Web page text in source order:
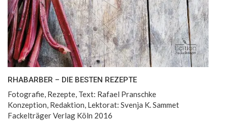
RHABARBER – DIE BESTEN REZEPTE
Fotografie, Rezepte, Text: Rafael Pranschke
Konzeption, Redaktion, Lektorat: Svenja K. Sammet
Fackelträger Verlag Köln 2016